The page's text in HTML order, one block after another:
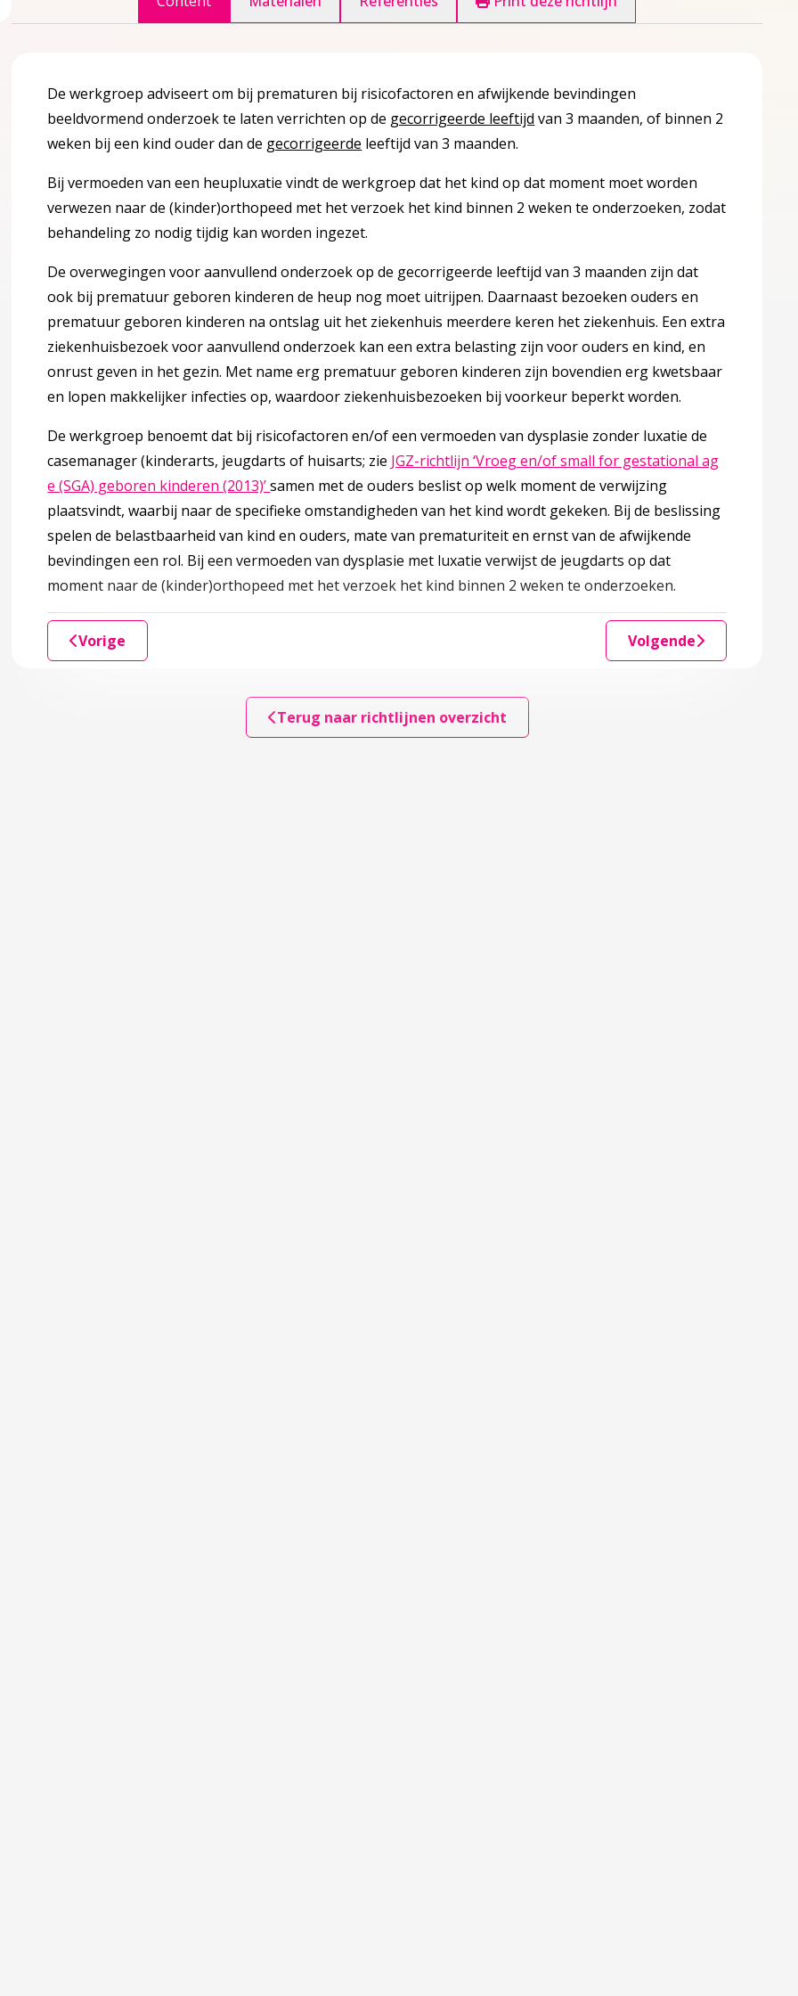
over 1 Inleiding
over 2 Definitie en achtergrond informatie
over 2 Definitie en achtergrond informatie
factoren
over 3 Risicofactoren en beschermende factoren
literatuur)
over 4 Signaleren, diagnostiek en verwijzen van DDH
uitvoeren van het lichamelijk onderzoek
(samenvatting)
verwijsprotocol
Begeleiden en behandelen
over 5 Begeleiden en behandelen
behandeling
ouders en JGZ-professionals
Totstandkoming richtlijn
over 8 Totstandkoming richtlijn
over 9 Verantwoording
over 10 Bijlagen
van het screenings- en verwijsprotocol voor opsporing van DDH bij kinderen t/m 6 maanden oud
De werkgroep adviseert om bij prematuren bij risicofactoren en afwijkende bevindingen
beeldvormend onderzoek te laten verrichten op de gecorrigeerde leeftijd van 3 maanden, of binnen 2
weken bij een kind ouder dan de gecorrigeerde leeftijd van 3 maanden.
Bij vermoeden van een heupluxatie vindt de werkgroep dat het kind op dat moment moet worden
verwezen naar de (kinder)orthopeed met het verzoek het kind binnen 2 weken te onderzoeken, zodat
behandeling zo nodig tijdig kan worden ingezet.
De overwegingen voor aanvullend onderzoek op de gecorrigeerde leeftijd van 3 maanden zijn dat
ook bij prematuur geboren kinderen de heup nog moet uitrijpen. Daarnaast bezoeken ouders en
prematuur geboren kinderen na ontslag uit het ziekenhuis meerdere keren het ziekenhuis. Een extra
ziekenhuisbezoek voor aanvullend onderzoek kan een extra belasting zijn voor ouders en kind, en
onrust geven in het gezin. Met name erg prematuur geboren kinderen zijn bovendien erg kwetsbaar
en lopen makkelijker infecties op, waardoor ziekenhuisbezoeken bij voorkeur beperkt worden.
De werkgroep benoemt dat bij risicofactoren en/of een vermoeden van dysplasie zonder luxatie de
casemanager (kinderarts, jeugdarts of huisarts; zie JGZ-richtlijn ‘Vroeg en/of small for gestational ag
e (SGA) geboren kinderen (2013)’Deze linkt opent in een nieuw tabblad
samen met de ouders beslist op welk moment de verwijzing
plaatsvindt, waarbij naar de specifieke omstandigheden van het kind wordt gekeken. Bij de beslissing
spelen de belastbaarheid van kind en ouders, mate van prematuriteit en ernst van de afwijkende
bevindingen een rol. Bij een vermoeden van dysplasie met luxatie verwijst de jeugdarts op dat
moment naar de (kinder)orthopeed met het verzoek het kind binnen 2 weken te onderzoeken.
Vorige Volgende
Terug naar richtlijnen overzicht